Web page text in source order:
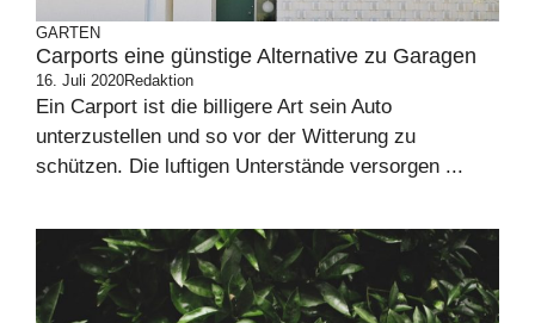
GARTEN
Carports eine günstige Alternative zu Garagen
16. Juli 2020Redaktion
Ein Carport ist die billigere Art sein Auto
unterzustellen und so vor der Witterung zu
schützen. Die luftigen Unterstände versorgen ...